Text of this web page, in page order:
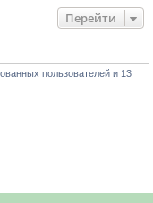
Перейти
пользователей и 13